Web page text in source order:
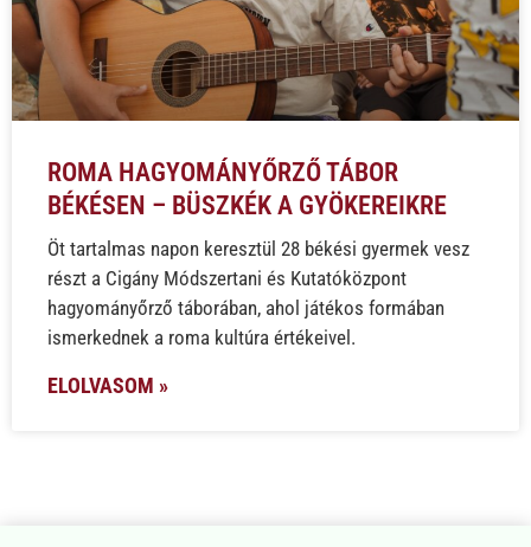
ROMA HAGYOMÁNYŐRZŐ TÁBOR
BÉKÉSEN – BÜSZKÉK A GYÖKEREIKRE
Öt tartalmas napon keresztül 28 békési gyermek vesz
részt a Cigány Módszertani és Kutatóközpont
hagyományőrző táborában, ahol játékos formában
ismerkednek a roma kultúra értékeivel.
ELOLVASOM »